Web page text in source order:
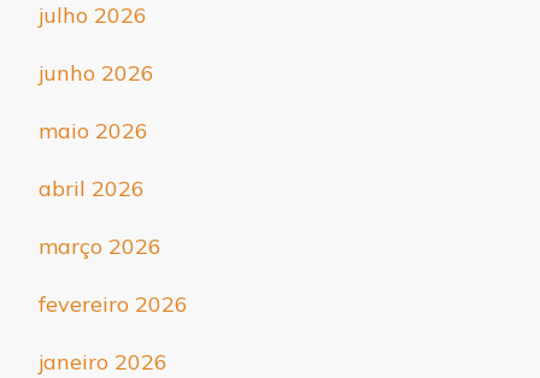
julho 2026
junho 2026
maio 2026
abril 2026
março 2026
fevereiro 2026
janeiro 2026